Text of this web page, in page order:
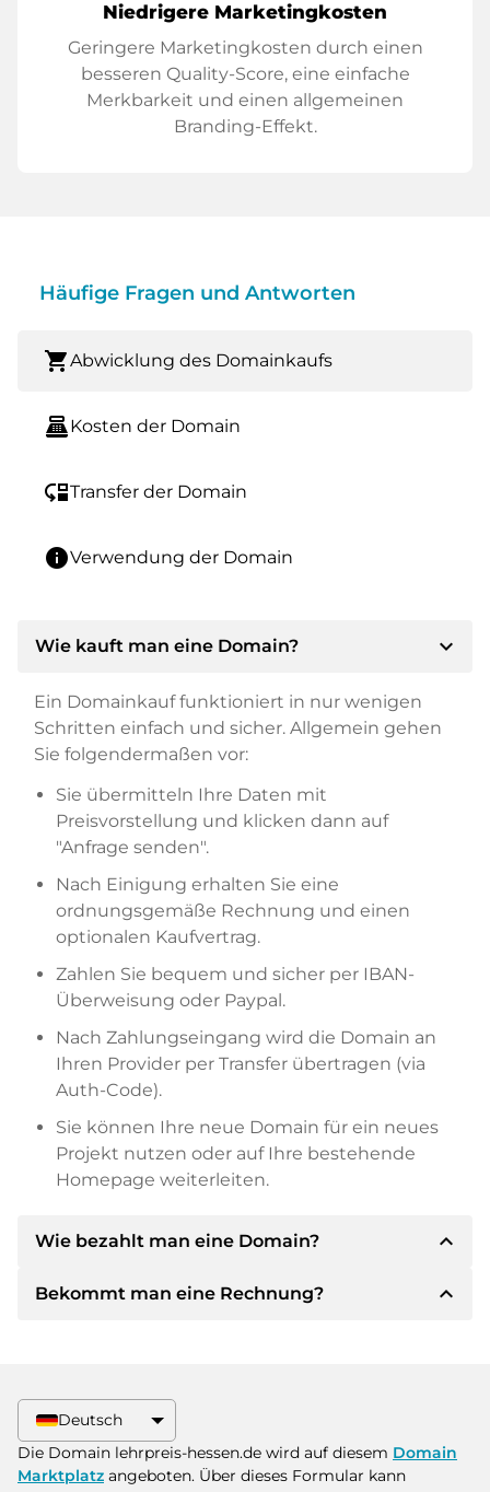
Niedrigere Marketingkosten
Geringere Marketingkosten durch einen
besseren Quality-Score, eine einfache
Merkbarkeit und einen allgemeinen
Branding-Effekt.
Häufige Fragen und Antworten
shopping_cartAbwicklung des Domainkaufs
point_of_saleKosten der Domain
move_downTransfer der Domain
infoVerwendung der Domain
Wie kauft man eine Domain? expand_more
Ein Domainkauf funktioniert in nur wenigen
Schritten einfach und sicher. Allgemein gehen
Sie folgendermaßen vor:
Sie übermitteln Ihre Daten mit
Preisvorstellung und klicken dann auf
"Anfrage senden".
Nach Einigung erhalten Sie eine
ordnungsgemäße Rechnung und einen
optionalen Kaufvertrag.
Zahlen Sie bequem und sicher per IBAN-
Überweisung oder Paypal.
Nach Zahlungseingang wird die Domain an
Ihren Provider per Transfer übertragen (via
Auth-Code).
Sie können Ihre neue Domain für ein neues
Projekt nutzen oder auf Ihre bestehende
Homepage weiterleiten.
Wie bezahlt man eine Domain? expand_less
Nach einer Einigung wird der Inhaber Ihnen die
Zahlungsmethoden anbieten.
Bitte geben Sie bei der Überweisung immer
den Domainnamen und die
Bekommt man eine Rechnung? expand_less
größeren Kaufpreisen bekommen Sie auf
Wunsch auch einen zusätzlichen Kaufvertrag.
Deutsch
Die Domain lehrpreis-hessen.de wird auf diesem Domain
Marktplatz angeboten. Über dieses Formular kann